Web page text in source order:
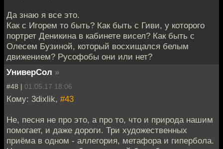
Да знаю я все это.
Как с Игорем то быть? Как быть с Гиви, у которого
портрет Деникина в кабинете висел? Как быть с
Олесем Бузиной, который восхищался белым
движением? Русофобы они или нет?
УниверСол »
#48 | 01.05.17 18:06
Кому: 3dixlik, #43
Не, песня не про это, а про то, что и природа нашим
помогает, и даже дороги. Три художественных
приёма в одном - аллегория, метафора и гипербола.